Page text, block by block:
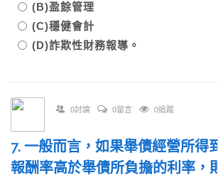
(B)盈餘管理
(C)穩健會計
(D)詐欺性財務報導。
0討論 0留言 0追蹤
7. 一般而言，如果舉債經營所得
報酬率高於舉債所負擔的利率，